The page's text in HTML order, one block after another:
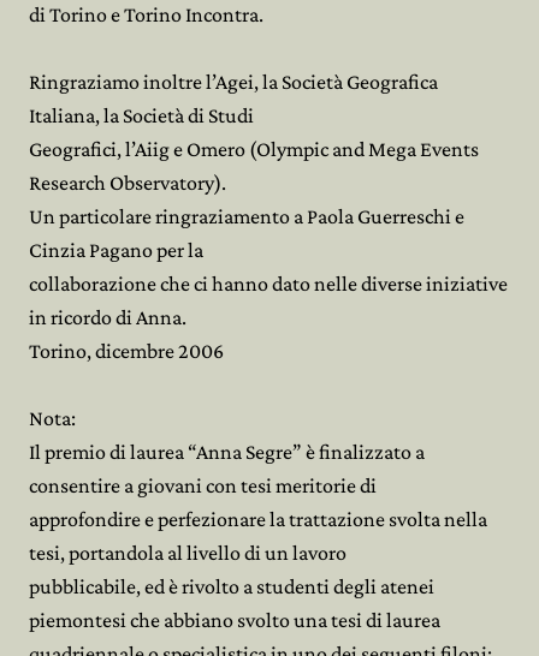
di Torino e Torino Incontra.
Ringraziamo inoltre l’Agei, la Società Geografica
Italiana, la Società di Studi
Geografici, l’Aiig e Omero (Olympic and Mega Events
Research Observatory).
Un particolare ringraziamento a Paola Guerreschi e
Cinzia Pagano per la
collaborazione che ci hanno dato nelle diverse iniziative
in ricordo di Anna.
Torino, dicembre 2006
Nota:
Il premio di laurea “Anna Segre” è finalizzato a
consentire a giovani con tesi meritorie di
approfondire e perfezionare la trattazione svolta nella
tesi, portandola al livello di un lavoro
pubblicabile, ed è rivolto a studenti degli atenei
piemontesi che abbiano svolto una tesi di laurea